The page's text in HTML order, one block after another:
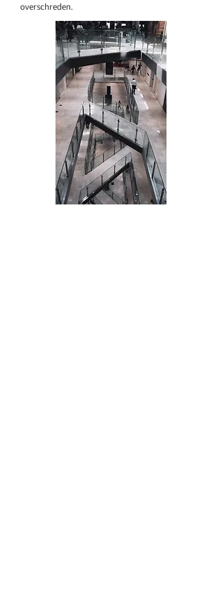
overschreden.